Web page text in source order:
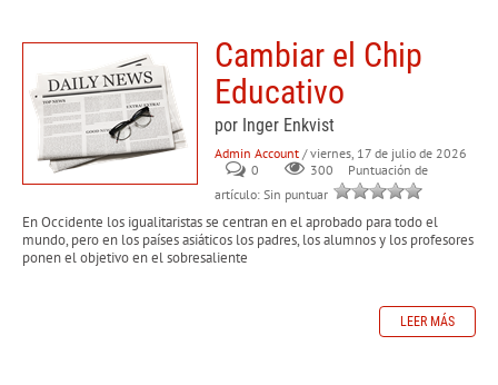
Cambiar el Chip
Educativo
por Inger Enkvist
Admin Account / viernes, 17 de julio de 2026
0
300
Puntuación de
artículo: Sin puntuar
En Occidente los igualitaristas se centran en el aprobado para todo el
mundo, pero en los países asiáticos los padres, los alumnos y los profesores
ponen el objetivo en el sobresaliente
LEER MÁS